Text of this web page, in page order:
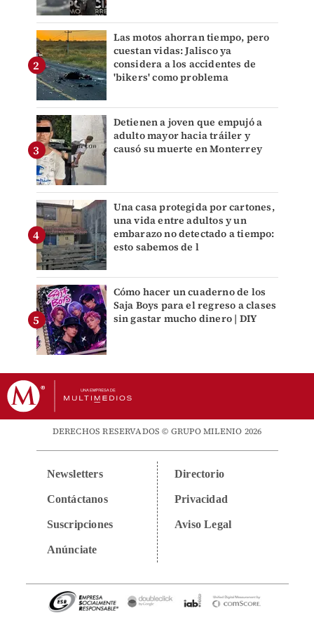
Las motos ahorran tiempo, pero
cuestan vidas: Jalisco ya
considera a los accidentes de
'bikers' como problema
Detienen a joven que empujó a
adulto mayor hacia tráiler y
causó su muerte en Monterrey
Una casa protegida por cartones,
una vida entre adultos y un
embarazo no detectado a tiempo:
esto sabemos de l
Cómo hacer un cuaderno de los
Saja Boys para el regreso a clases
sin gastar mucho dinero | DIY
DERECHOS RESERVADOS © GRUPO MILENIO 2026
Newsletters
Contáctanos
Suscripciones
Anúnciate
Directorio
Privacidad
Aviso Legal